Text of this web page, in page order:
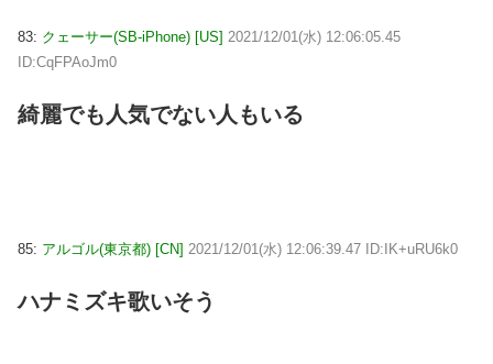
83: クェーサー(SB-iPhone) [US] 2021/12/01(水) 12:06:05.45
ID:CqFPAoJm0
綺麗でも人気でない人もいる
85: アルゴル(東京都) [CN] 2021/12/01(水) 12:06:39.47 ID:IK+uRU6k0
ハナミズキ歌いそう